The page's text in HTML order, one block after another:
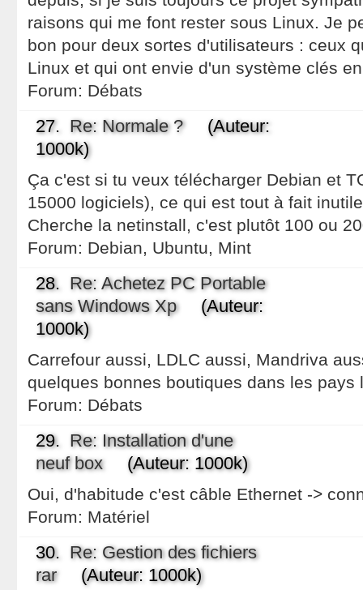
raisons qui me font rester sous Linux. Je
bon pour deux sortes d'utilisateurs : ceux
Linux et qui ont envie d'un système clés
Forum: Débats
27. Re: Normale ?(Auteur:
1000k)
Ça c'est si tu veux télécharger Debian et
15000 logiciels), ce qui est tout à fait
Cherche la netinstall, c'est plutôt 100 ou
Forum: Debian, Ubuntu, Mint
28. Re: Achetez PC Portable
sans Windows Xp(Auteur:
1000k)
Carrefour aussi, LDLC aussi, Mandriva
quelques bonnes boutiques dans les pays
Forum: Débats
29. Re: Installation d'une
neuf box(Auteur: 1000k)
Oui, d'habitude c'est câble Ethernet ->
Forum: Matériel
30. Re: Gestion des fichiers
rar(Auteur: 1000k)